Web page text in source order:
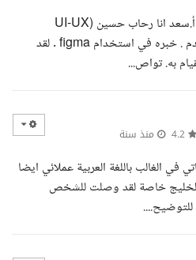
السلام عليكم ورحمه الله وبركاته أ.سعد انا رحاب حسين (UI-UX
design) مصممة واجهه المستخدم . خبره في استخدام figma . لقد
به. تواص...
منذ سنة
الغالب باللغة العربية عملائي ايضا
خاصة لقد وصلت للشخص